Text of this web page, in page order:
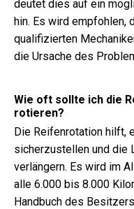
deutet dies auf ein
hin. Es wird empfohlen,
qualifizierten
die Ursache des
Wie oft sollte ich die
rotieren?
Die Reifenrotation hilft,
sicherzustellen und die
verlängern. Es wird im
alle 6.000 bis 8.000
Handbuch des